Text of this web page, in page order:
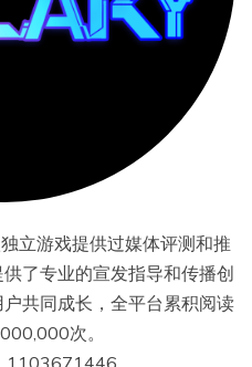
立游戏提供过媒体评测和推
了专业的宣发指导和传播创
共同成长，全平台累积阅读
次。